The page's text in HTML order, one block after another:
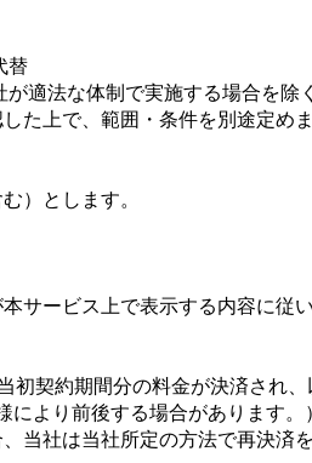
替
適法な体制で実施する場合を除く
た上で、範囲・条件を別途定めま
）とします。
サービス上で表示する内容に従い
初契約期間分の料金が決済され
より前後する場合があります。
当社は当社所定の方法で再決済